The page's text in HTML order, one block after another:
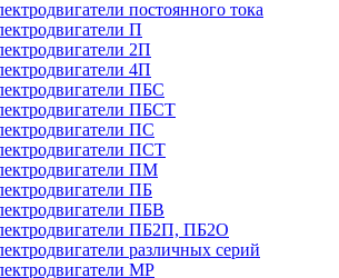
постоянного тока
П
2П
4П
ПБС
ПБСТ
ПС
ПСТ
ПМ
ПБ
ПБВ
ПБ2П, ПБ2О
различных серий
МР